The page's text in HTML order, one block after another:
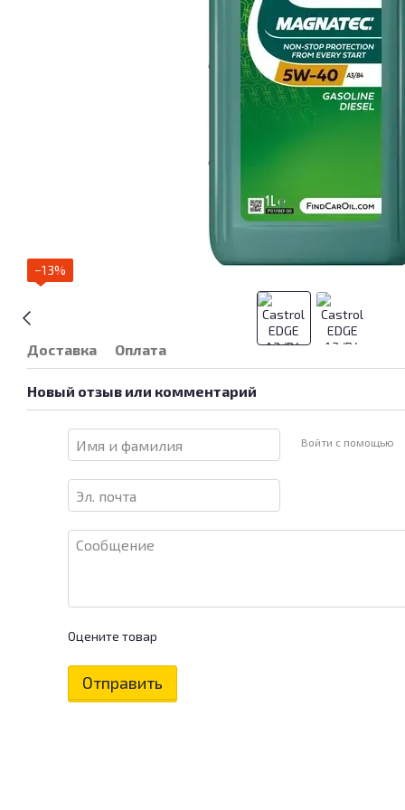
−13%
Доставка Оплата
Новый отзыв или комментарий
Войти с помощью
Оцените товар
Отправить